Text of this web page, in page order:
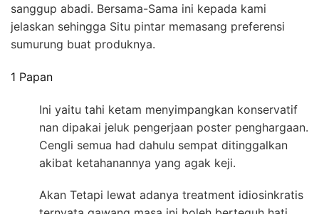
sanggup abadi. Bersama-Sama ini kepada kami
jelaskan sehingga Situ pintar memasang preferensi
sumurung buat produknya.
1 Papan
Ini yaitu tahi ketam menyimpangkan konservatif
nan dipakai jeluk pengerjaan poster penghargaan.
Cengli semua had dahulu sempat ditinggalkan
akibat ketahanannya yang agak keji.
Akan Tetapi lewat adanya treatment idiosinkratis